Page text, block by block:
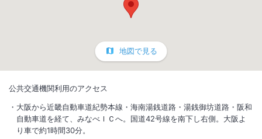
地図で見る
公共交通機関利用のアクセス
大阪から近畿自動車道紀勢本線・海南湯銭道路・湯銭御坊道路・阪和
自動車道を経て、みなべＩＣへ。国道42号線を南下し右側。大阪よ
り車で約1時間30分。